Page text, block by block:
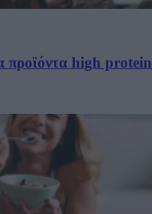
προϊόντα high protein